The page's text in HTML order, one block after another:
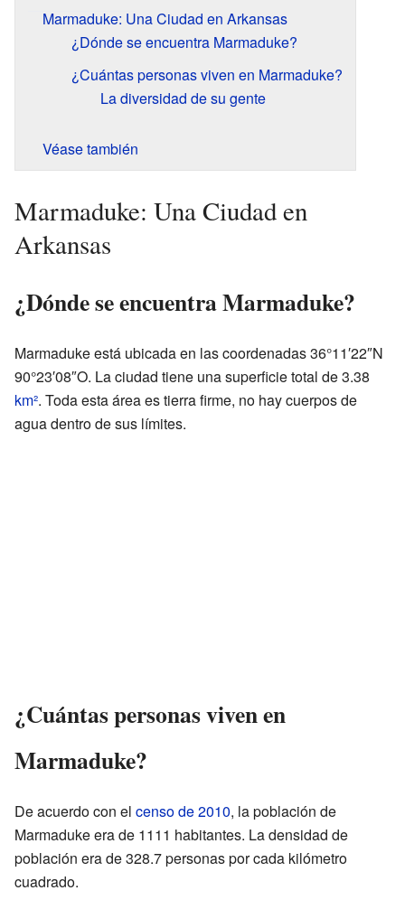
Marmaduke: Una Ciudad en Arkansas
¿Dónde se encuentra Marmaduke?
¿Cuántas personas viven en Marmaduke?
La diversidad de su gente
Véase también
Marmaduke: Una Ciudad en
Arkansas
¿Dónde se encuentra Marmaduke?
Marmaduke está ubicada en las coordenadas 36°11′22″N
90°23′08″O. La ciudad tiene una superficie total de 3.38
km². Toda esta área es tierra firme, no hay cuerpos de
agua dentro de sus límites.
¿Cuántas personas viven en
Marmaduke?
De acuerdo con el censo de 2010, la población de
Marmaduke era de 1111 habitantes. La densidad de
población era de 328.7 personas por cada kilómetro
cuadrado.